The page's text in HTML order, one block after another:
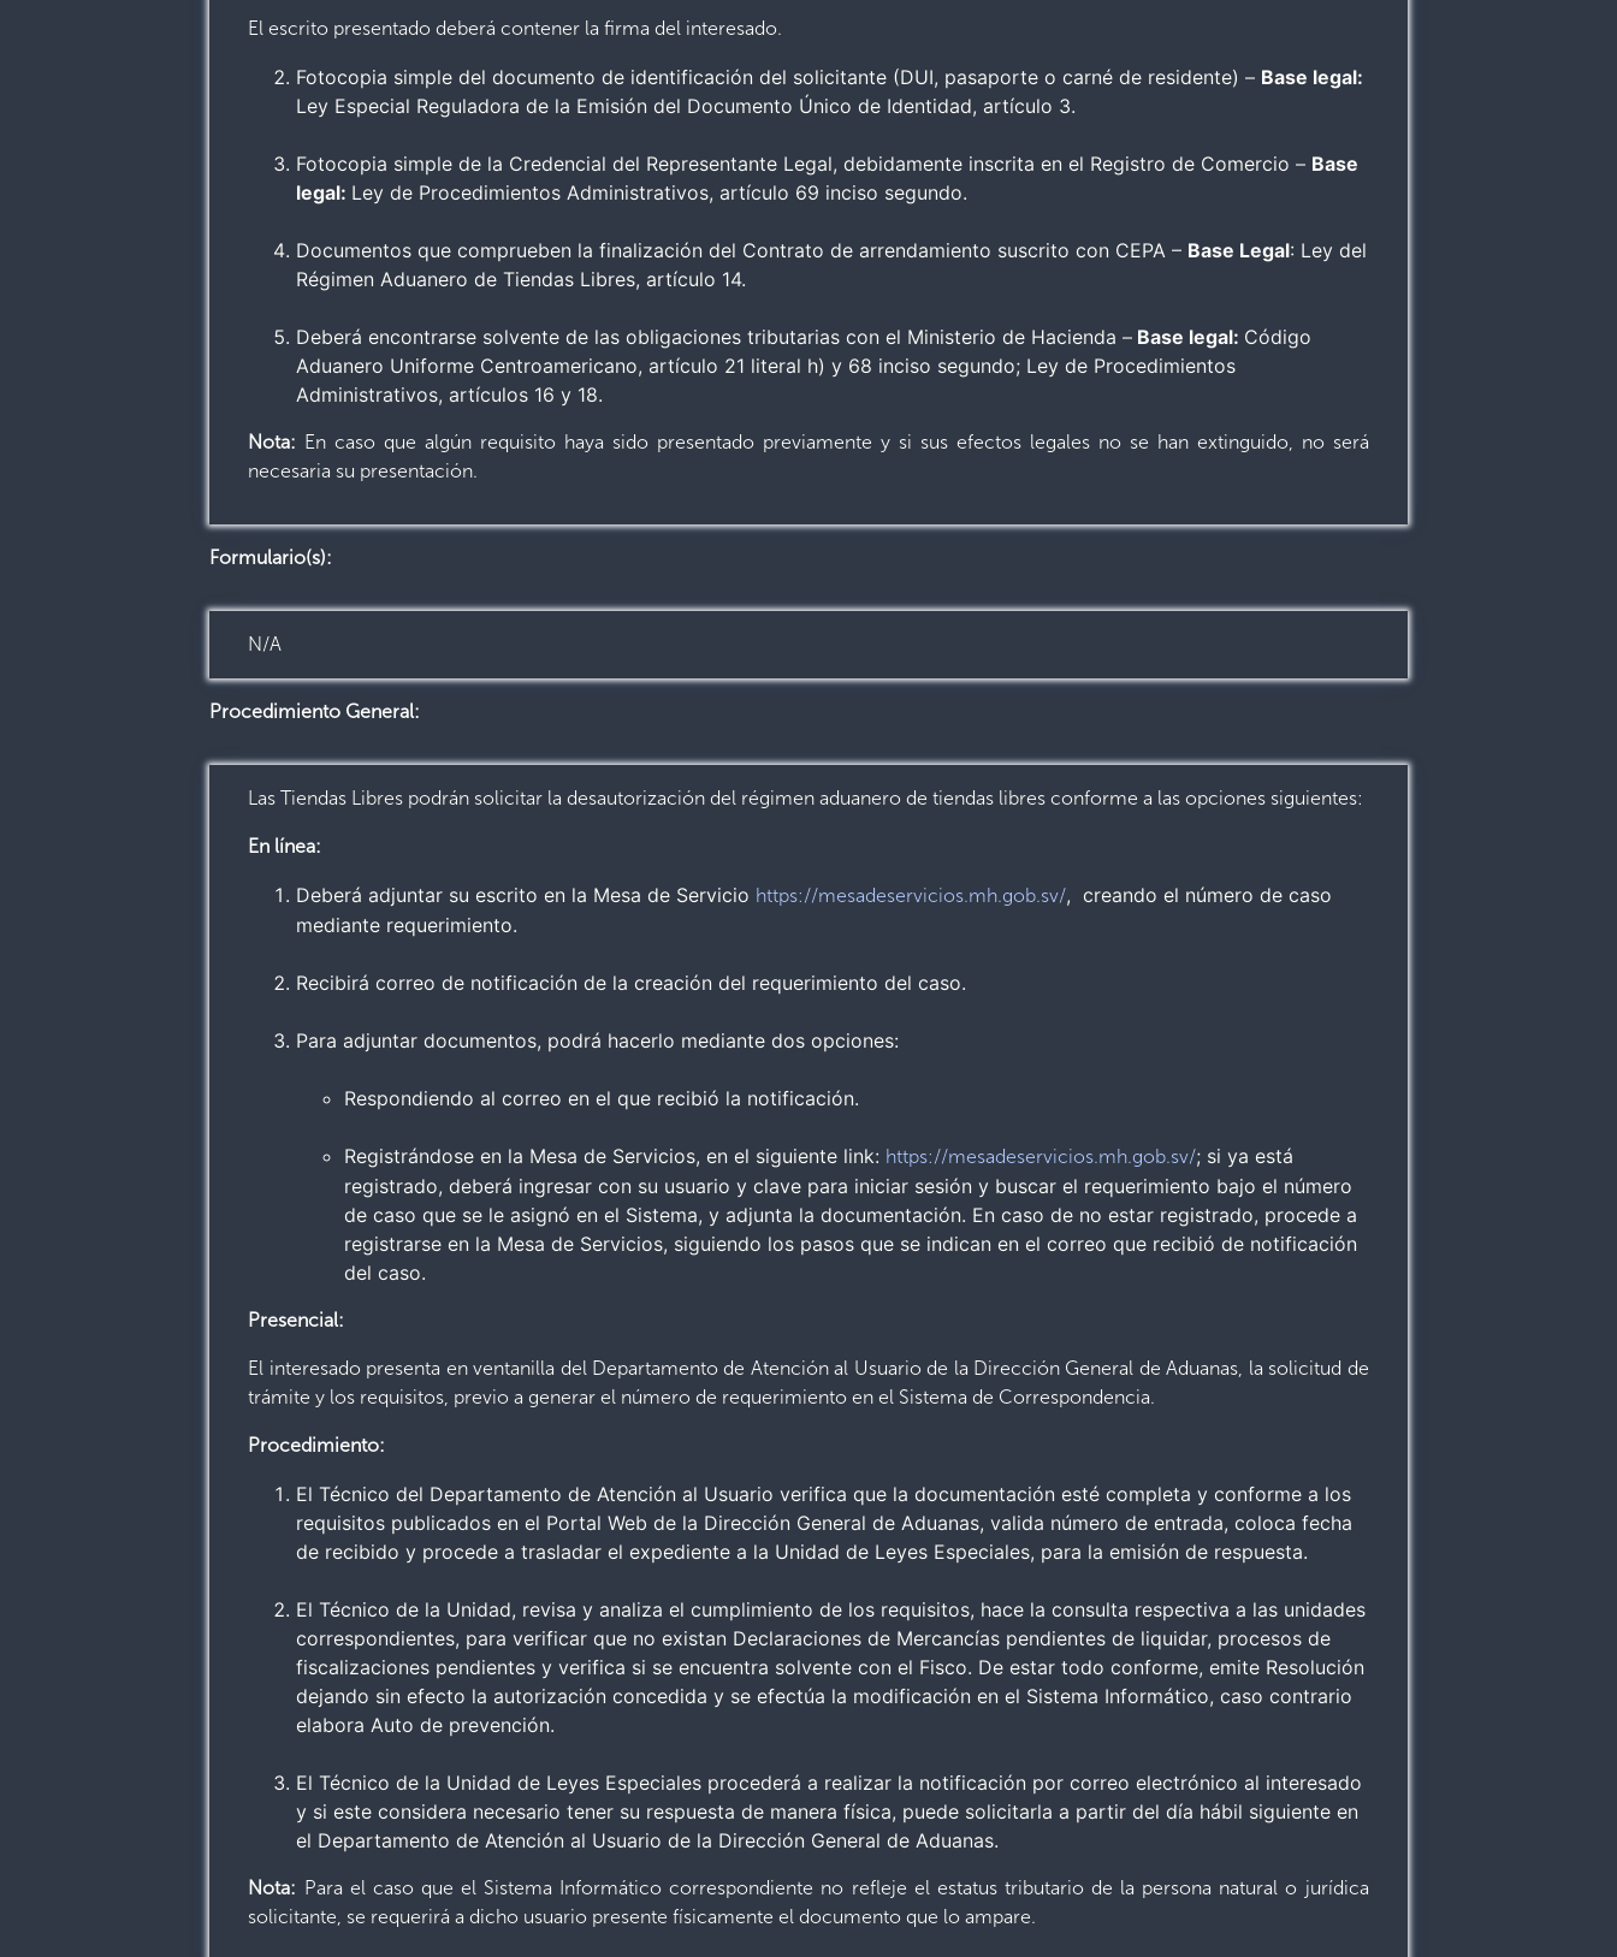
El escrito presentado deberá contener la firma del interesado.
Fotocopia simple del documento de identificación del solicitante (DUI, pasaporte o carné de residente) – Base legal:
Ley Especial Reguladora de la Emisión del Documento Único de Identidad, artículo 3.
Fotocopia simple de la Credencial del Representante Legal, debidamente inscrita en el Registro de Comercio – Base
legal: Ley de Procedimientos Administrativos, artículo 69 inciso segundo.
Documentos que comprueben la finalización del Contrato de arrendamiento suscrito con CEPA – Base Legal: Ley del
Régimen Aduanero de Tiendas Libres, artículo 14.
Deberá encontrarse solvente de las obligaciones tributarias con el Ministerio de Hacienda – Base legal: Código
Aduanero Uniforme Centroamericano, artículo 21 literal h) y 68 inciso segundo; Ley de Procedimientos
Administrativos, artículos 16 y 18.
Nota: En caso que algún requisito haya sido presentado previamente y si sus efectos legales no se han extinguido, no será
necesaria su presentación.
Formulario(s):
N/A
Procedimiento General:
Las Tiendas Libres podrán solicitar la desautorización del régimen aduanero de tiendas libres conforme a las opciones siguientes:
En línea:
Deberá adjuntar su escrito en la Mesa de Servicio https://mesadeservicios.mh.gob.sv/, creando el número de caso
mediante requerimiento.
Recibirá correo de notificación de la creación del requerimiento del caso.
Para adjuntar documentos, podrá hacerlo mediante dos opciones:
Respondiendo al correo en el que recibió la notificación.
Registrándose en la Mesa de Servicios, en el siguiente link: https://mesadeservicios.mh.gob.sv/; si ya está
registrado, deberá ingresar con su usuario y clave para iniciar sesión y buscar el requerimiento bajo el número
de caso que se le asignó en el Sistema, y adjunta la documentación. En caso de no estar registrado, procede a
registrarse en la Mesa de Servicios, siguiendo los pasos que se indican en el correo que recibió de notificación
del caso.
Presencial:
El interesado presenta en ventanilla del Departamento de Atención al Usuario de la Dirección General de Aduanas, la solicitud de
trámite y los requisitos, previo a generar el número de requerimiento en el Sistema de Correspondencia.
Procedimiento:
El Técnico del Departamento de Atención al Usuario verifica que la documentación esté completa y conforme a los
requisitos publicados en el Portal Web de la Dirección General de Aduanas, valida número de entrada, coloca fecha
de recibido y procede a trasladar el expediente a la Unidad de Leyes Especiales, para la emisión de respuesta.
El Técnico de la Unidad, revisa y analiza el cumplimiento de los requisitos, hace la consulta respectiva a las unidades
correspondientes, para verificar que no existan Declaraciones de Mercancías pendientes de liquidar, procesos de
fiscalizaciones pendientes y verifica si se encuentra solvente con el Fisco. De estar todo conforme, emite Resolución
dejando sin efecto la autorización concedida y se efectúa la modificación en el Sistema Informático, caso contrario
elabora Auto de prevención.
El Técnico de la Unidad de Leyes Especiales procederá a realizar la notificación por correo electrónico al interesado
y si este considera necesario tener su respuesta de manera física, puede solicitarla a partir del día hábil siguiente en
el Departamento de Atención al Usuario de la Dirección General de Aduanas.
Nota: Para el caso que el Sistema Informático correspondiente no refleje el estatus tributario de la persona natural o jurídica
solicitante, se requerirá a dicho usuario presente físicamente el documento que lo ampare.